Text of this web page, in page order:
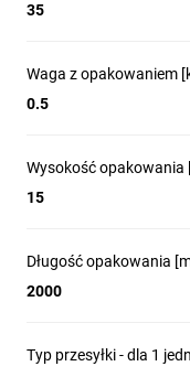
35
Waga z opakowaniem
0.5
Wysokość opakowania
15
Długość opakowania
2000
Typ przesyłki - dla 1